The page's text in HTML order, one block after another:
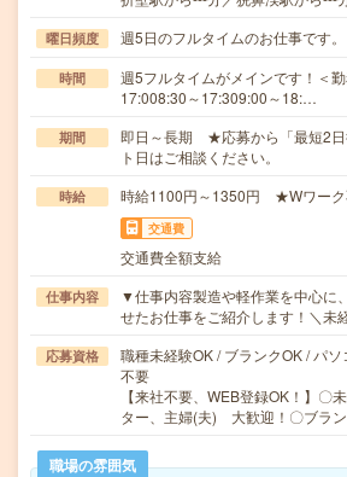
曜日頻度 週5日のフルタイムのお仕事です。
時間
週5フルタイムがメインです！＜
17:008:30～17:309:00～18:…
期間
即日～長期 ★応募から「最短2日
ト日はご相談ください。
時給 時給1100円～1350円 ★Wワー
交通費
交通費全額支給
仕事内容
▼仕事内容製造や軽作業を中心に
せたお仕事をご紹介します！＼未
応募資格
職種未経験OK / ブランクOK / パ
不要
【来社不要、WEB登録OK！】〇
ター、主婦(夫) 大歓迎！〇ブラ
職場の雰囲気